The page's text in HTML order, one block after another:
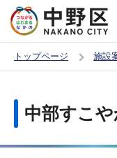
の
ー
頭
トップページ 施設
中部すこ